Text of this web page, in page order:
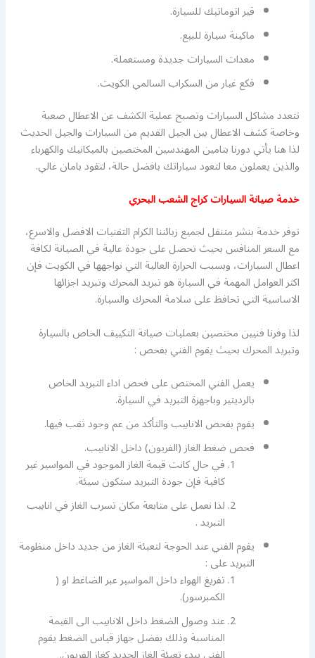
قير اتوماتيك للسيارة.
ماكينة سيارة للبيع.
معدات السيارات جديدة ومستعملة.
قكع غيار من السكراب السالمي الكويت.
تتعدد مشاكل السيارات وتصبح عملية الكشف عن الاعطال صعبة
وخاصة كشف الاعطال بين الجيل القديم من السيارات والجيل الحديث
لذا هنا يأتي دورنا بتامين المهندسين المختصين بالميكانيك والكهرباء
والذين يعملون معا لتعود سياراتك بافضل حالة، لتقود بامان عالي.
خدمة صيانة السيارات كراج الشعب البحري
توفر خدمة بنشر متنقل لجميع زبائننا الكرام التقنيات الافضل والاسرع،
مع السعر المنافس بحيث تحصل على جودة عالية في الصيانة لكافة
اعطال السيارات، وبسبب الحرارة العالية التي نواجهها في الكويت فإن
اكثر العوامل المهمة في السيارة هو تبريد المحرك وتبريد اجزائها
الاساسية التي تحافظ على سلامة المحرك والسيارة.
لذا وفرنا فنيين مختصين بعمليات صيانة التكييف الخاص بالسيارة
وتبريد المحرك بحيث يقوم الفني بفحص :
يعمل الفني المختص على فحص اداء التبريد الخاص
بالرديتير وباجهزة التبريد في السيارة.
يقوم بفحص الانابيب والتأكد من عم وجود ثقب فيها.
فحص ضغط الغاز (الفريون) داخل الانابيب.
في حال كانت قيمة الغاز الموجود في المواسير غير
كافية فإن جودة التبريد ستكون سيئة.
لذا نعمل على متابعة مكان تسرب الغاز في انابيب
التبريد .
يقوم الفني عند الحوجة لتعبئة الغاز من جديد داخل منظومة
التبريد على :
تفريغ الهواء داخل المواسير عبر الضاغط او (
الكمبرسور).
عند وصول الضغط داخل الانابيب الى القيمة
المناسبة وذلك بفضل جهاز قياس الضغط يقوم